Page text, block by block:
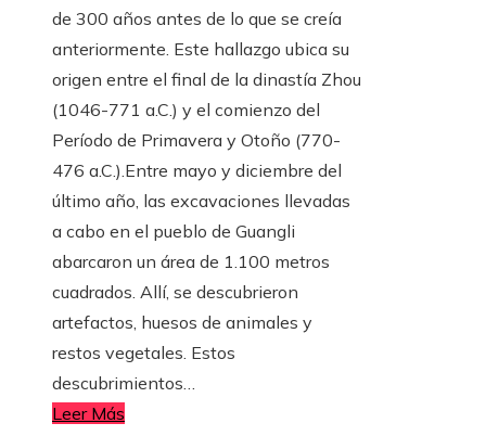
de 300 años antes de lo que se creía
anteriormente. Este hallazgo ubica su
origen entre el final de la dinastía Zhou
(1046-771 a.C.) y el comienzo del
Período de Primavera y Otoño (770-
476 a.C.).Entre mayo y diciembre del
último año, las excavaciones llevadas
a cabo en el pueblo de Guangli
abarcaron un área de 1.100 metros
cuadrados. Allí, se descubrieron
artefactos, huesos de animales y
restos vegetales. Estos
descubrimientos…
Leer Más